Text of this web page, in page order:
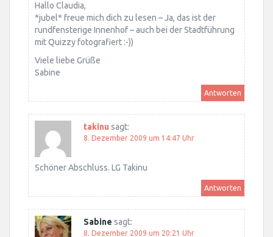
Hallo Claudia,
*jubel* freue mich dich zu lesen – Ja, das ist der
rundfensterige Innenhof – auch bei der Stadtführung
mit Quizzy fotografiert :-))
Viele liebe Grüße
Sabine
Antworten
takinu sagt:
8. Dezember 2009 um 14:47 Uhr
Schöner Abschluss. LG Takinu
Antworten
Sabine sagt:
8. Dezember 2009 um 20:21 Uhr